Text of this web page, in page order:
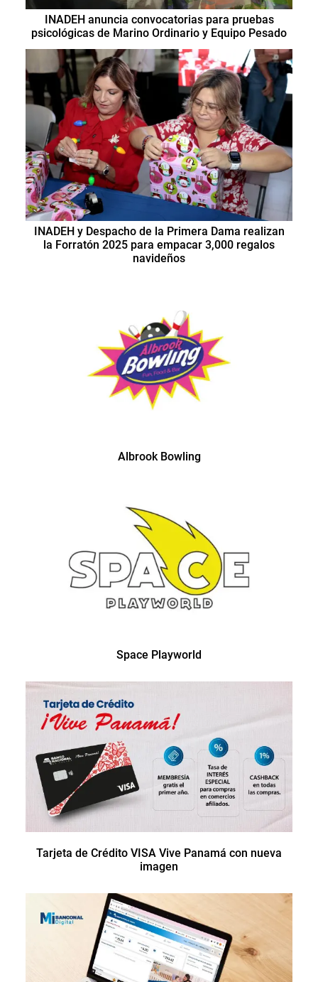
INADEH anuncia convocatorias para pruebas
psicológicas de Marino Ordinario y Equipo Pesado
INADEH y Despacho de la Primera Dama realizan
la Forratón 2025 para empacar 3,000 regalos
navideños
Albrook Bowling
Space Playworld
Tarjeta de Crédito VISA Vive Panamá con nueva
imagen